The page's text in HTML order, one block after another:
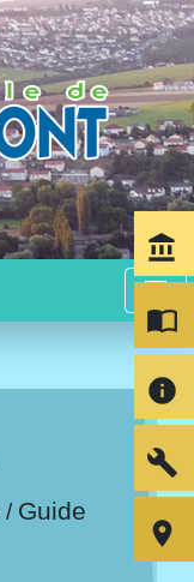
menu
/ Guide
account_balance
import_contacts
info
build
room